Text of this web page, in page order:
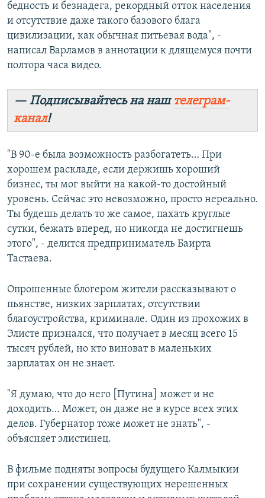
бедность и безнадега, рекордный отток населения
и отсутствие даже такого базового блага
цивилизации, как обычная питьевая вода", -
написал Варламов в аннотации к длящемуся почти
полтора часа видео.
— Подписывайтесь на наштелеграм-
канал!
"В 90-е была возможность разбогатеть… При
хорошем раскладе, если держишь хороший
бизнес, ты мог выйти на какой-то достойный
уровень. Сейчас это невозможно, просто нереально.
Ты будешь делать то же самое, пахать круглые
сутки, бежать вперед, но никогда не достигнешь
этого", - делится предприниматель Баирта
Тастаева.
Опрошенные блогером жители рассказывают о
пьянстве, низких зарплатах, отсутствии
благоустройства, криминале. Один из прохожих в
Элисте признался, что получает в месяц всего 15
тысяч рублей, но кто виноват в маленьких
зарплатах он не знает.
"Я думаю, что до него [Путина] может и не
доходить… Может, он даже не в курсе всех этих
делов. Губернатор тоже может не знать", -
объясняет элистинец.
В фильме подняты вопросы будущего Калмыкии
при сохранении существующих нерешенных